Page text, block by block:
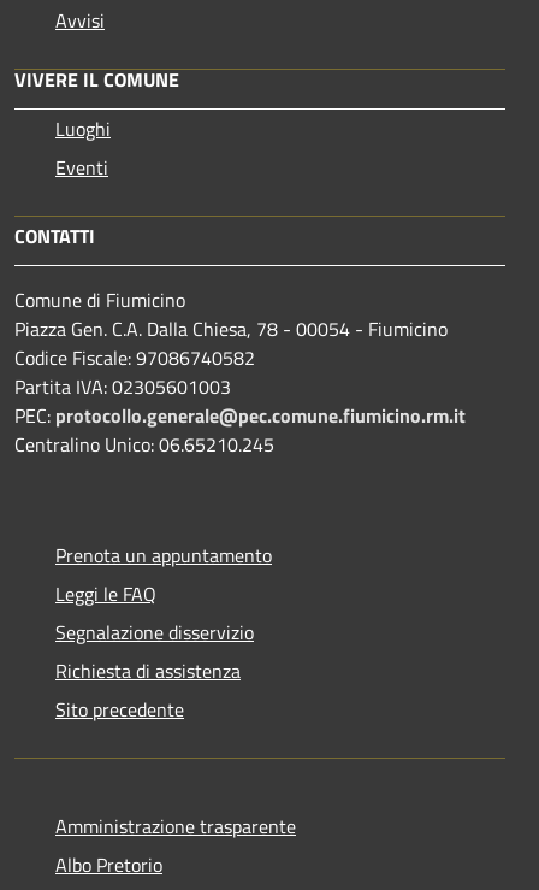
Avvisi
VIVERE IL COMUNE
Luoghi
Eventi
CONTATTI
Comune di Fiumicino
Piazza Gen. C.A. Dalla Chiesa, 78 - 00054 - Fiumicino
Codice Fiscale: 97086740582
Partita IVA: 02305601003
PEC: protocollo.generale@pec.comune.fiumicino.rm.it
Centralino Unico: 06.65210.245
Prenota un appuntamento
Leggi le FAQ
Segnalazione disservizio
Richiesta di assistenza
Sito precedente
Amministrazione trasparente
Albo Pretorio